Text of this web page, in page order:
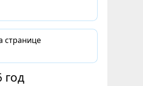
странице
год